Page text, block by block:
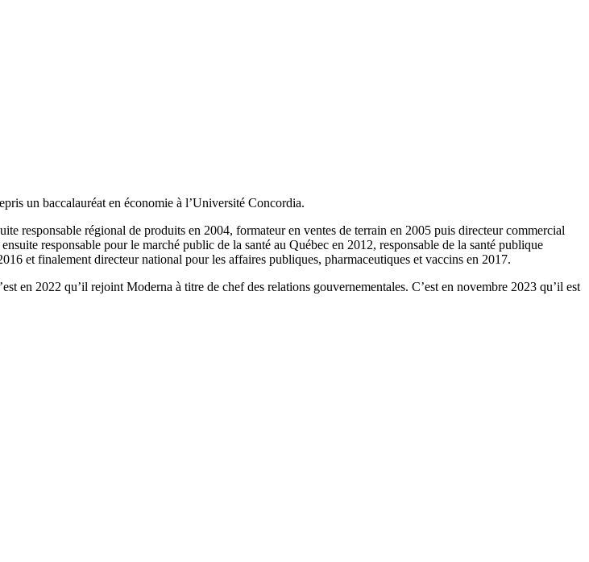
un baccalauréat en économie à l’Université Concordia.
responsable régional de produits en 2004, formateur en ventes de terrain en 2005 puis directeur commercial
responsable pour le marché public de la santé au Québec en 2012, responsable de la santé publique
et finalement directeur national pour les affaires publiques, pharmaceutiques et vaccins en 2017.
en 2022 qu’il rejoint Moderna à titre de chef des relations gouvernementales. C’est en novembre 2023 qu’il est